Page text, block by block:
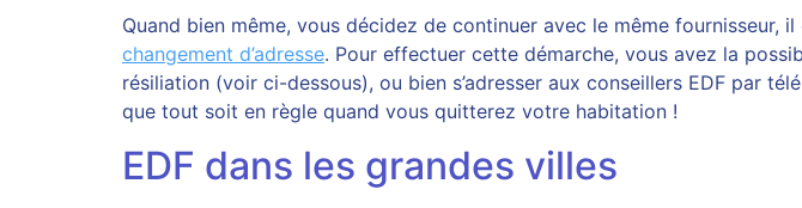
Quand bien même, vous décidez de continuer avec le même fournisseur,
changement d’adresse. Pour effectuer cette démarche, vous avez la
résiliation (voir ci-dessous), ou bien s’adresser aux conseillers EDF par
que tout soit en règle quand vous quitterez votre habitation !
EDF dans les grandes villes